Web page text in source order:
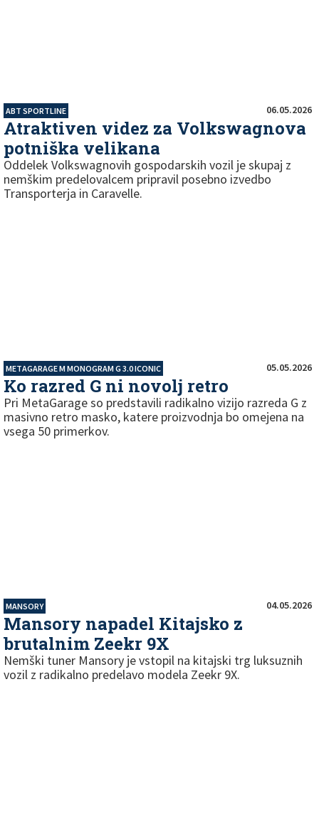
ABT SPORTLINE 06.05.2026
Atraktiven videz za Volkswagnova
potniška velikana
Oddelek Volkswagnovih gospodarskih vozil je skupaj z
nemškim predelovalcem pripravil posebno izvedbo
Transporterja in Caravelle.
METAGARAGE M MONOGRAM G 3.0 ICONIC 05.05.2026
Ko razred G ni novolj retro
Pri MetaGarage so predstavili radikalno vizijo razreda G z
masivno retro masko, katere proizvodnja bo omejena na
vsega 50 primerkov.
MANSORY 04.05.2026
Mansory napadel Kitajsko z
brutalnim Zeekr 9X
Nemški tuner Mansory je vstopil na kitajski trg luksuznih
vozil z radikalno predelavo modela Zeekr 9X.